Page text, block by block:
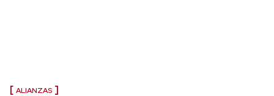
ALIANZAS